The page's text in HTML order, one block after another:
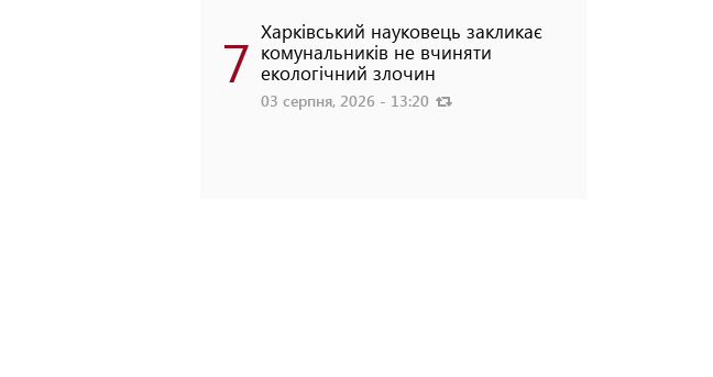
7 Харківський науковець закликає
комунальників не вчиняти
екологічний злочин
03 серпня, 2026 - 13:20